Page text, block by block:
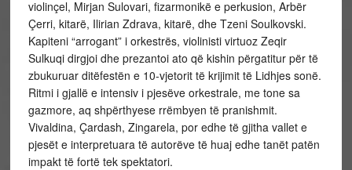
violinçel, Mirjan Sulovari, fizarmonikë e perkusion, Arbër
Çerri, kitarë, Ilirian Zdrava, kitarë, dhe Tzeni Soulkovski.
Kapiteni “arrogant” i orkestrës, violinisti virtuoz Zeqir
Sulkuqi dirgjoi dhe prezantoi ato që kishin përgatitur për të
zbukuruar ditëfestën e 10-vjetorit të krijimit të Lidhjes sonë.
Ritmi i gjallë e intensiv i pjesëve orkestrale, me tone sa
gazmore, aq shpërthyese rrëmbyen të pranishmit.
Vivaldina, Çardash, Zingarela, por edhe të gjitha vallet e
pjesët e interpretuara të autorëve të huaj edhe tanët patën
impakt të fortë tek spektatori.